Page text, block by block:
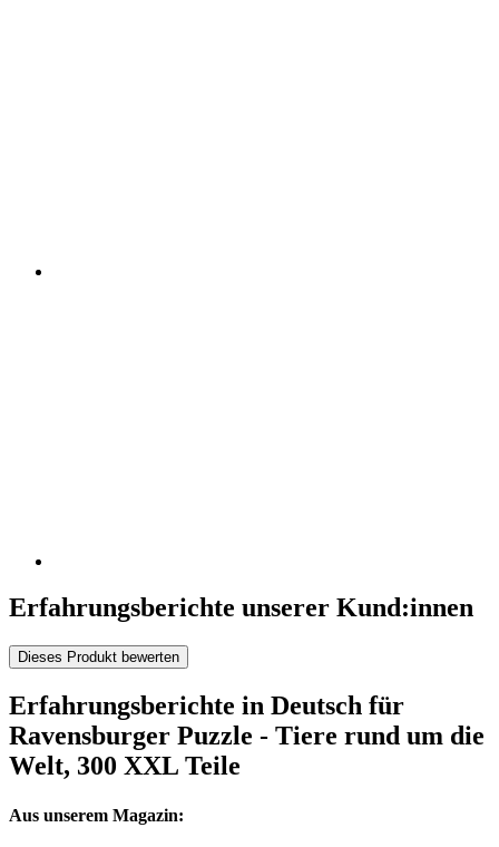
Erfahrungsberichte unserer Kund:innen
Dieses Produkt bewerten
Erfahrungsberichte in Deutsch für
Ravensburger Puzzle - Tiere rund um die
Welt, 300 XXL Teile
Aus unserem Magazin: